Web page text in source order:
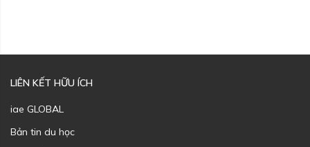
LIÊN KẾT HỮU ÍCH
iae GLOBAL
Bản tin du học